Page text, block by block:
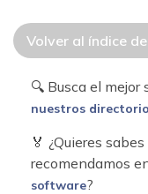
Volver al índice
🔍 Busca el
nuestros
🏅 ¿Quieres
recomendamos
software?